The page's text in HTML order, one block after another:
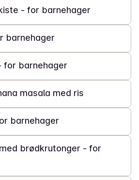
- for barnehager
barnehager
for barnehager
masala med ris
barnehager
brødkrutonger - for